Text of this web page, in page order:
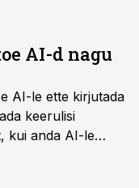
AI-d nagu
AI-le ette kirjutada
keerulisi
kui anda AI-le